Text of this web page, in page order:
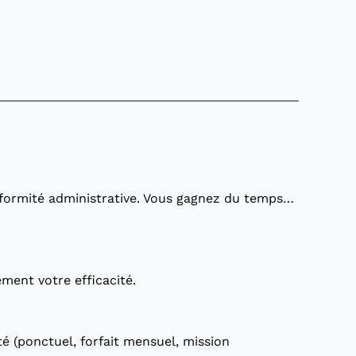
administrative. Vous gagnez du temps…
votre efficacité.
(ponctuel, forfait mensuel, mission